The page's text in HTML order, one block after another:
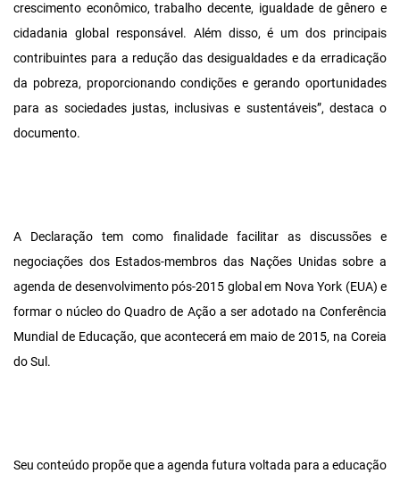
crescimento econômico, trabalho decente, igualdade de gênero e
cidadania global responsável. Além disso, é um dos principais
contribuintes para a redução das desigualdades e da erradicação
da pobreza, proporcionando condições e gerando oportunidades
para as sociedades justas, inclusivas e sustentáveis”, destaca o
documento.
A Declaração tem como finalidade facilitar as discussões e
negociações dos Estados-membros das Nações Unidas sobre a
agenda de desenvolvimento pós-2015 global em Nova York (EUA) e
formar o núcleo do Quadro de Ação a ser adotado na Conferência
Mundial de Educação, que acontecerá em maio de 2015, na Coreia
do Sul.
Seu conteúdo propõe que a agenda futura voltada para a educação